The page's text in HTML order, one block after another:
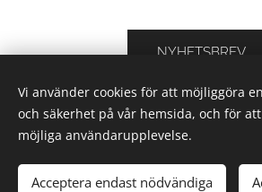
NYHETSBREV
BODY-WISDOM,
©2024
Vi använder cookies för att möjliggöra
och säkerhet på vår hemsida, och för
möjliga användarupplevelse.
Acceptera endast nödvändiga